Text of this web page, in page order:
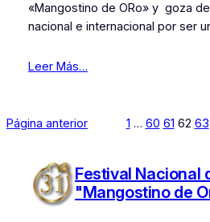
«Mangostino de ORo» y goza
nacional e internacional por ser
Leer Más…
Página anterior 1 … 60 61 62 63
Festival Nacional
"Mangostino de